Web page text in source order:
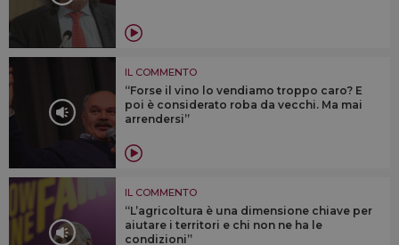
IL COMMENTO
“Forse il vino lo vendiamo troppo caro? E
poi è considerato roba da vecchi. Ma mai
arrendersi”
IL COMMENTO
“L’agricoltura è una dimensione chiave per
aiutare i territori e chi non ne ha le
condizioni”